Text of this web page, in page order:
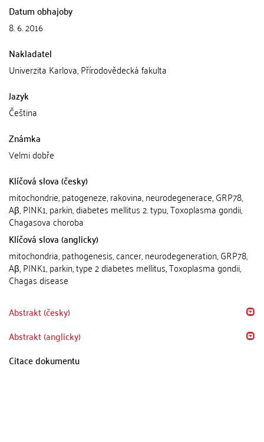
Datum obhajoby
8. 6. 2016
Nakladatel
Univerzita Karlova, Přírodovědecká fakulta
Jazyk
Čeština
Známka
Velmi dobře
Klíčová slova (česky)
mitochondrie, patogeneze, rakovina, neurodegenerace, GRP78,
Aβ, PINK1, parkin, diabetes mellitus 2. typu, Toxoplasma gondii,
Chagasova choroba
Klíčová slova (anglicky)
mitochondria, pathogenesis, cancer, neurodegeneration, GRP78,
Aβ, PINK1, parkin, type 2 diabetes mellitus, Toxoplasma gondii,
Chagas disease
Abstrakt (česky)
Abstrakt (anglicky)
Citace dokumentu